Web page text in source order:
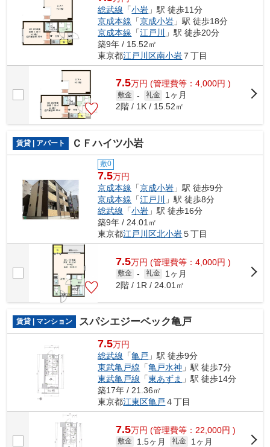
総武線 「小岩 」駅 徒歩11分
京成本線 「京成小岩 」駅 徒歩18分
京成本線 「江戸川
」駅 徒歩20分
築9年 / 15.52㎡
東京都江戸川区南小岩 ７丁目
7.5万円 (管理費等：4,000円 )
敷金 - 礼金
1ヶ月
2階 / 1K / 15.52㎡
賃貸 | アパート ＣＦハイツ小岩
敷0
7.5万円
京成本線 「京成小岩 」駅 徒歩9分
京成本線 「江戸川
」駅 徒歩8分
総武線 「小岩 」駅 徒歩16分
築9年 / 24.01㎡
東京都江戸川区北小岩５丁目
7.5万円 (管理費等：4,000円 )
敷金 - 礼金
1ヶ月
2階 / 1R / 24.01㎡
賃貸 | マンション スパシエジーベック亀戸
7.5万円
総武線 「亀戸 」駅 徒歩9分
東武亀戸線 「亀戸水神 」駅 徒歩7分
東武亀戸線 「東あずま 」駅 徒歩14分
築17年 / 21.36㎡
東京都江東区亀戸 ４丁目
7.5万円 (管理費等：22,000円 )
敷金 1.5ヶ月 礼金
1ヶ月